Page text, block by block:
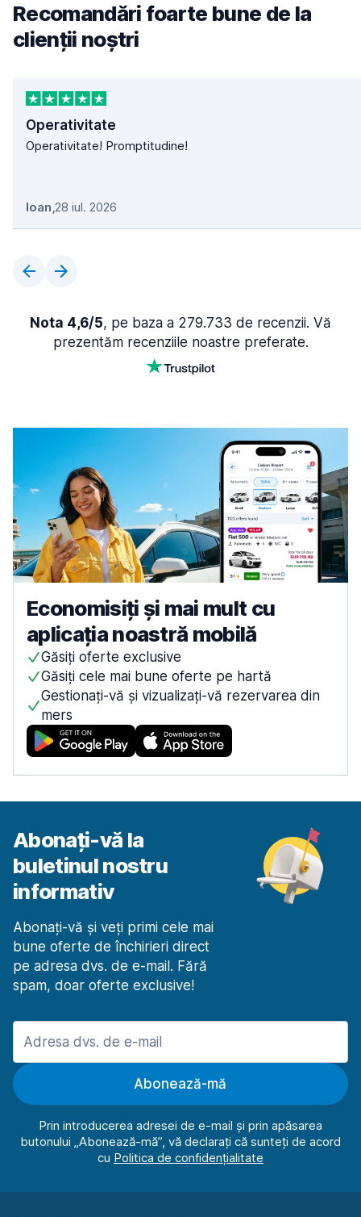
Recomandări foarte bune de la
clienții noștri
Operativitate
Operativitate! Promptitudine!
Ioan,28 iul. 2026
Nota 4,6/5, pe baza a 279.733 de recenzii. Vă
prezentăm recenziile noastre preferate.
Economisiți și mai mult cu
aplicația noastră mobilă
Găsiți oferte exclusive
Găsiți cele mai bune oferte pe hartă
Gestionați-vă și vizualizați-vă rezervarea din
mers
Abonați-vă la
buletinul nostru
informativ
Abonați-vă și veți primi cele mai
bune oferte de închirieri direct
pe adresa dvs. de e-mail. Fără
spam, doar oferte exclusive!
Abonează-mă
Prin introducerea adresei de e-mail și prin apăsarea
butonului „Abonează-mă”, vă declarați că sunteți de acord
cu